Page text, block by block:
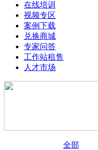
在线培训
视频专区
案例下载
兑换商城
专家问答
工作站租售
人才市场
全部